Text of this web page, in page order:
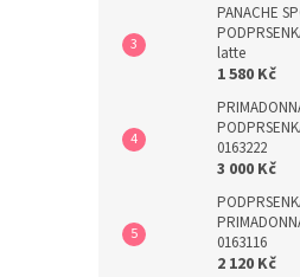
PANACHE
latte
1 580 Kč
0163222
3 000 Kč
0163116
2 120 Kč